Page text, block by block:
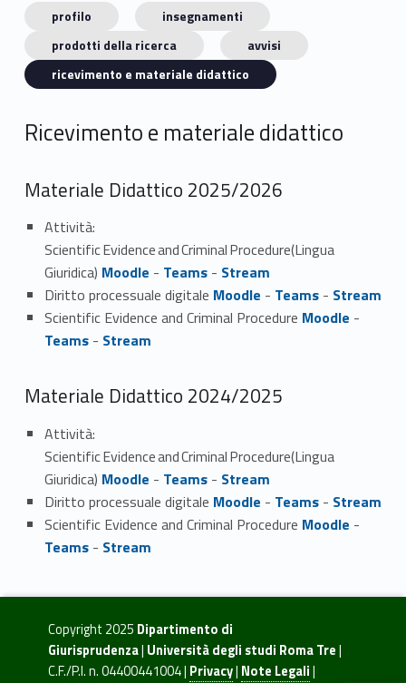
profilo
insegnamenti
prodotti della ricerca
avvisi
ricevimento e materiale didattico
Ricevimento e materiale didattico
Materiale Didattico 2025/2026
Attività:
Scientific Evidence and Criminal Procedure(Lingua
Giuridica) Moodle - Teams- Stream
Diritto processuale digitale Moodle - Teams- Stream
Scientific Evidence and Criminal Procedure Moodle -
Teams- Stream
Materiale Didattico 2024/2025
Attività:
Scientific Evidence and Criminal Procedure(Lingua
Giuridica) Moodle - Teams- Stream
Diritto processuale digitale Moodle - Teams- Stream
Scientific Evidence and Criminal Procedure Moodle -
Teams- Stream
Copyright 2025 Dipartimento di
Giurisprudenza| Università degli studi Roma Tre|
C.F./P.I. n. 04400441004 | Privacy| Note Legali|